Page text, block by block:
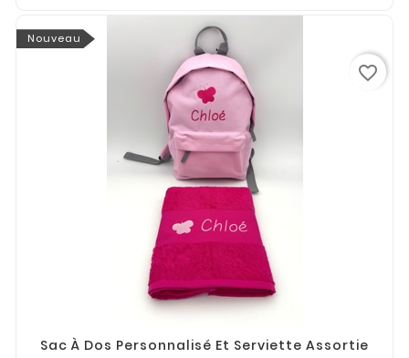
Nouveau
Sac À Dos Personnalisé Et Serviette Assortie
favorite_border